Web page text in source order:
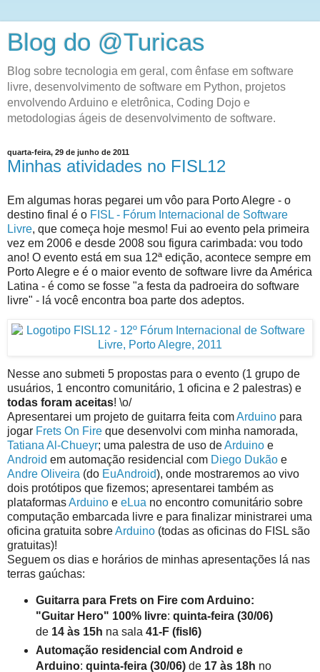
Blog do @Turicas
Blog sobre tecnologia em geral, com ênfase em software
livre, desenvolvimento de software em Python, projetos
envolvendo Arduino e eletrônica, Coding Dojo e
metodologias ágeis de desenvolvimento de software.
quarta-feira, 29 de junho de 2011
Minhas atividades no FISL12
Em algumas horas pegarei um vôo para Porto Alegre - o
destino final é o FISL - Fórum Internacional de Software
Livre, que começa hoje mesmo! Fui ao evento pela primeira
vez em 2006 e desde 2008 sou figura carimbada: vou todo
ano! O evento está em sua 12ª edição, acontece sempre em
Porto Alegre e é o maior evento de software livre da América
Latina - é como se fosse "a festa da padroeira do software
livre" - lá você encontra boa parte dos adeptos.
Nesse ano submeti 5 propostas para o evento (1 grupo de
usuários, 1 encontro comunitário, 1 oficina e 2 palestras) e
todas foram aceitas! \o/
Apresentarei um projeto de guitarra feita comArduino para
jogar Frets On Fire que desenvolvi com minha namorada,
Tatiana Al-Chueyr; uma palestra de uso deArduino e
Android em automação residencial com Diego Dukão e
Andre Oliveira (do EuAndroid), onde mostraremos ao vivo
dois protótipos que fizemos; apresentarei também as
plataformasArduino e eLua no encontro comunitário sobre
computação embarcada livre e para finalizar ministrarei uma
oficina gratuita sobreArduino (todas as oficinas do FISL são
gratuitas)!
Seguem os dias e horários de minhas apresentações lá nas
terras gaúchas:
Guitarra para Frets on Fire com Arduino:
"Guitar Hero" 100% livre: quinta-feira (30/06)
de 14 às 15h na sala 41-F (fisl6)
Automação residencial com Android e
Arduino: quinta-feira (30/06)de 17 às 18h no